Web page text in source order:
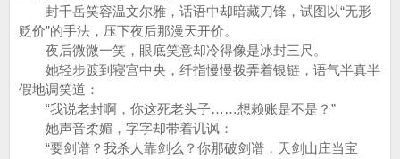
封千岳笑容温文尔雅，话语中却暗藏刀锋，试图以“无形
贬价”的手法，压下夜后那漫天开价。
夜后微微一笑，眼底笑意却冷得像是冰封三尺。
她轻步踱到寝宫中央，纤指慢慢拨弄着银链，语气半真半
假地调笑道：
“我说老封啊，你这死老头子……想赖账是不是？”
她声音柔媚，字字却带着讥讽：
“要剑谱？我杀人靠剑么？你那破剑谱，天剑山庄当宝